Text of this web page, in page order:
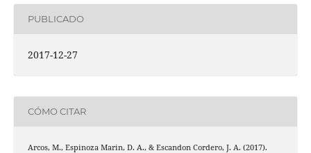
PUBLICADO
2017-12-27
CÓMO CITAR
Arcos, M., Espinoza Marin, D. A., & Escandon Cordero, J. A. (2017).